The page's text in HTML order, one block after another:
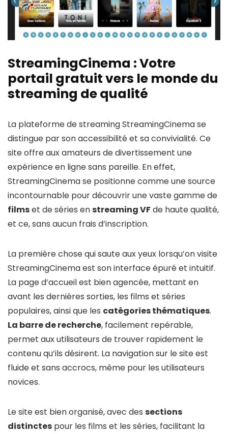
StreamingCinema : Votre
portail gratuit vers le monde du
streaming de qualité
La plateforme de streaming StreamingCinema se
distingue par son accessibilité et sa convivialité. Ce
site offre aux amateurs de divertissement une
expérience en ligne sans pareille. En effet,
StreamingCinema se positionne comme une source
incontournable pour découvrir une vaste gamme de
filmset de séries enstreaming VFde haute qualité,
et ce, sans aucun frais d’inscription.
La première chose qui saute aux yeux lorsqu’on visite
StreamingCinema est son interface épuré et intuitif.
La page d’accueil est bien agencée, mettant en
avant les dernières sorties, les films et séries
populaires, ainsi que les catégories thématiques.
La barre de recherche, facilement repérable,
permet aux utilisateurs de trouver rapidement le
contenu qu’ils désirent. La navigation sur le site est
fluide et sans accrocs, même pour les utilisateurs
novices.
Le site est bien organisé, avec des sections
distinctes pour les films et les séries, facilitant la